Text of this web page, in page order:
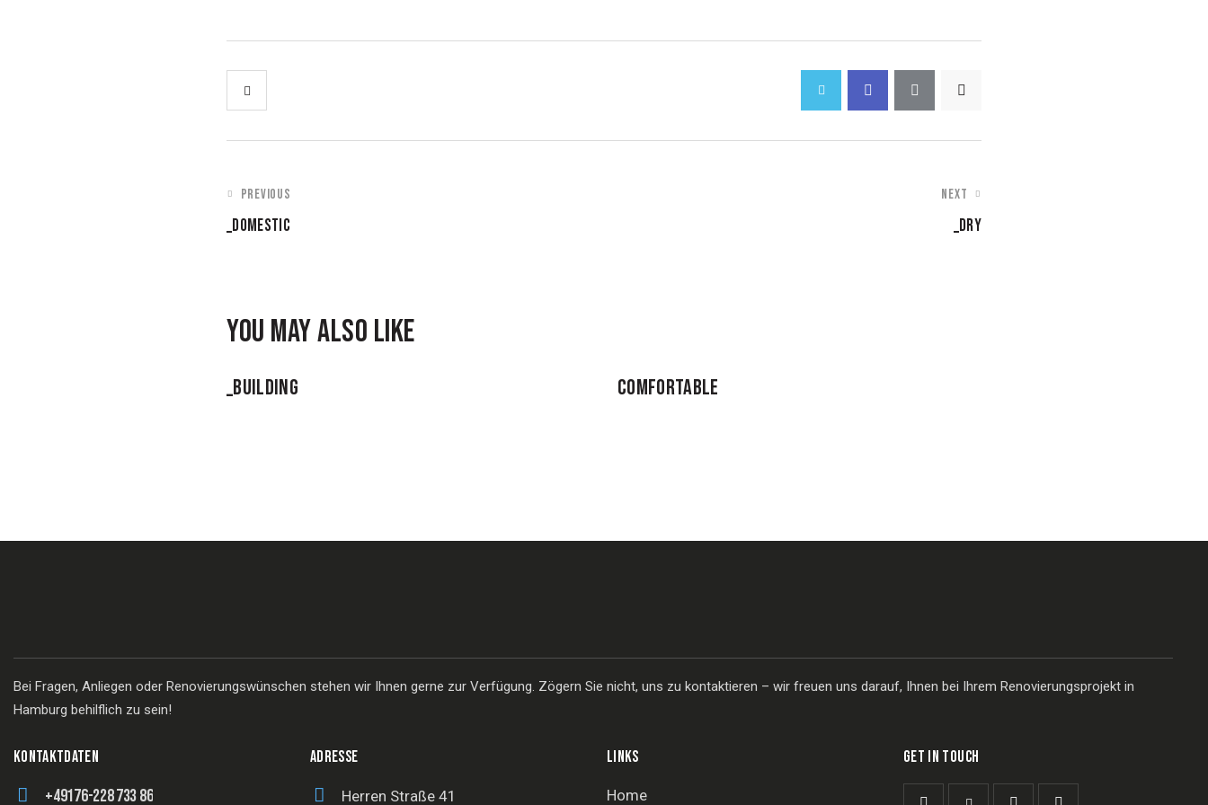
PREVIOUS
_DOMESTIC
NEXT
_DRY
YOU MAY ALSO LIKE
_BUILDING COMFORTABLE
Bei Fragen, Anliegen oder Renovierungswünschen stehen wir Ihnen gerne zur Verfügung. Zögern Sie nicht, uns zu kontaktieren – wir freuen uns darauf, Ihnen bei Ihrem Renovierungsprojekt in
Hamburg behilflich zu sein!
KONTAKTDATEN
+49176-228 733 86
ADRESSE
Herren Straße 41
LINKS
Home
GET IN TOUCH